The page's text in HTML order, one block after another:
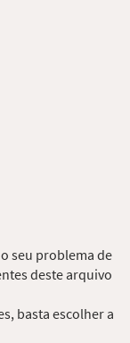
seu problema de
deste arquivo
basta escolher a